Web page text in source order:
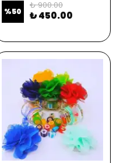
%50
₺ 900.00
₺ 450.00